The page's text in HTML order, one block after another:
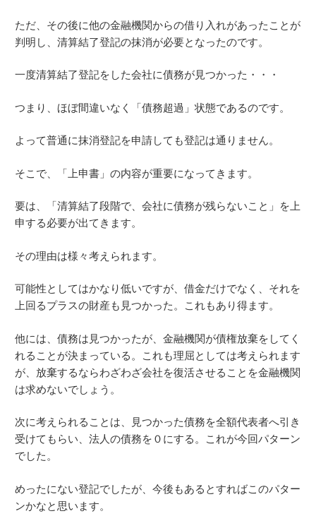
ただ、その後に他の金融機関からの借り入れがあったことが
判明し、清算結了登記の抹消が必要となったのです。
一度清算結了登記をした会社に債務が見つかった・・・
つまり、ほぼ間違いなく「債務超過」状態であるのです。
よって普通に抹消登記を申請しても登記は通りません。
そこで、「上申書」の内容が重要になってきます。
要は、「清算結了段階で、会社に債務が残らないこと」を上
申する必要が出てきます。
その理由は様々考えられます。
可能性としてはかなり低いですが、借金だけでなく、それを
上回るプラスの財産も見つかった。これもあり得ます。
他には、債務は見つかったが、金融機関が債権放棄をしてく
れることが決まっている。これも理屈としては考えられます
が、放棄するならわざわざ会社を復活させることを金融機関
は求めないでしょう。
次に考えられることは、見つかった債務を全額代表者へ引き
受けてもらい、法人の債務を０にする。これが今回パターン
でした。
めったにない登記でしたが、今後もあるとすればこのパター
ンかなと思います。